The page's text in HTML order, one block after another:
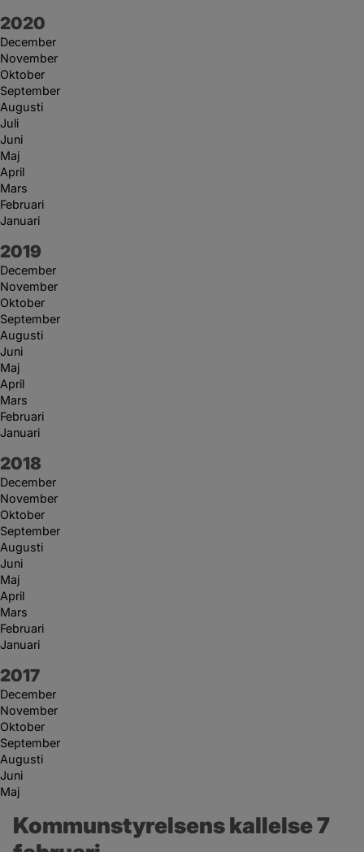
År:
2020
December
November
Oktober
September
Augusti
Juli
Juni
Maj
April
Mars
Februari
Januari
År:
2019
December
November
Oktober
September
Augusti
Juni
Maj
April
Mars
Februari
Januari
År:
2018
December
November
Oktober
September
Augusti
Juni
Maj
April
Mars
Februari
Januari
År:
2017
December
November
Oktober
September
Augusti
Juni
Maj
Kommunstyrelsens kallelse 7